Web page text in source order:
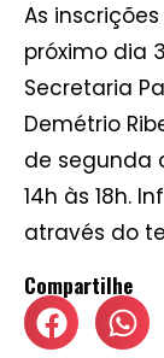
As
próximo dia
Secretaria
Demétrio
de segunda
14h às 18h.
através do
Compartilhe